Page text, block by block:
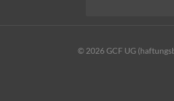
© 2026 GCF UG